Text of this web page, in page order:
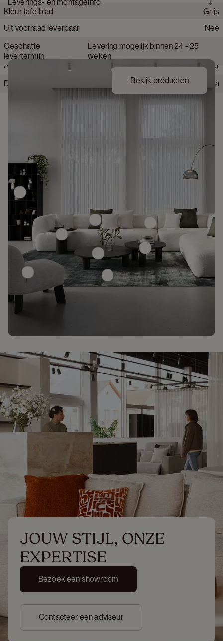
Merk
JUNTOO
Collectie product
Amato Rondo
Kleur tafelblad
Grijs
Materiaal onderstel tafel
Hout
Materiaal tafelblad
Volkeramiek
Afwerking onderstel
Fineer
Detailkleur tafelblad
Himalaya
Leverings- en montageinfo
Uit voorraad leverbaar
Nee
Geschatte
levertermijn
Levering mogelijk binnen 24 - 25
weken
Bekijk producten
JOUW STIJL, ONZE
EXPERTISE
Bezoek een showroom
Contacteer een adviseur